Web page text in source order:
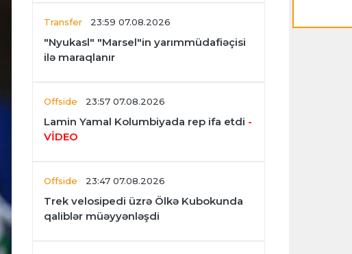
Transfer 23:59 07.08.2026
"Nyukasl" "Marsel"in yarımmüdafiəçisi
ilə maraqlanır
Offside 23:57 07.08.2026
Lamin Yamal Kolumbiyada rep ifa etdi -
VİDEO
Offside 23:47 07.08.2026
Trek velosipedi üzrə Ölkə Kubokunda
qaliblər müəyyənləşdi